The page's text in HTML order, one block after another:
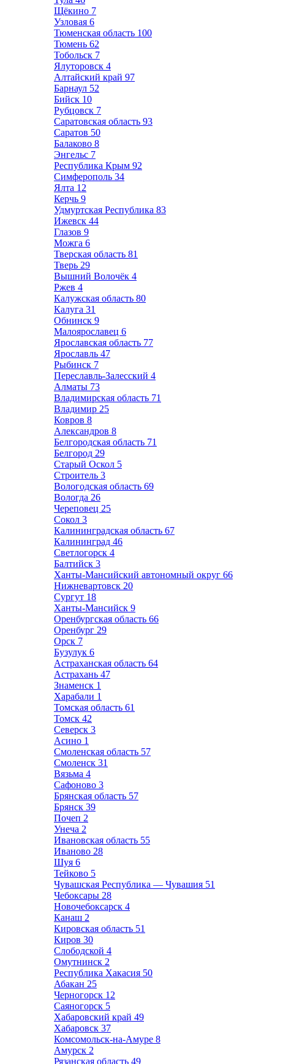
Щёкино 7
Узловая 6
Тюменская область 100
Тюмень 62
Тобольск 7
Ялуторовск 4
Алтайский край 97
Барнаул 52
Бийск 10
Рубцовск 7
Саратовская область 93
Саратов 50
Балаково 8
Энгельс 7
Республика Крым 92
Симферополь 34
Ялта 12
Керчь 9
Удмуртская Республика 83
Ижевск 44
Глазов 9
Можга 6
Тверская область 81
Тверь 29
Вышний Волочёк 4
Ржев 4
Калужская область 80
Калуга 31
Обнинск 9
Малоярославец 6
Ярославская область 77
Ярославль 47
Рыбинск 7
Переславль-Залесский 4
Алматы 73
Владимирская область 71
Владимир 25
Ковров 8
Александров 8
Белгородская область 71
Белгород 29
Старый Оскол 5
Строитель 3
Вологодская область 69
Вологда 26
Череповец 25
Сокол 3
Калининградская область 67
Калининград 46
Светлогорск 4
Балтийск 3
Ханты-Мансийский автономный округ 66
Нижневартовск 20
Сургут 18
Ханты-Мансийск 9
Оренбургская область 66
Оренбург 29
Орск 7
Бузулук 6
Астраханская область 64
Астрахань 47
Знаменск 1
Харабали 1
Томская область 61
Томск 42
Северск 3
Асино 1
Смоленская область 57
Смоленск 31
Вязьма 4
Сафоново 3
Брянская область 57
Брянск 39
Почеп 2
Унеча 2
Ивановская область 55
Иваново 28
Шуя 6
Тейково 5
Чувашская Республика — Чувашия 51
Чебоксары 28
Новочебоксарск 4
Канаш 2
Кировская область 51
Киров 30
Слободской 4
Омутнинск 2
Республика Хакасия 50
Абакан 25
Черногорск 12
Саяногорск 5
Хабаровский край 49
Хабаровск 37
Комсомольск-на-Амуре 8
Амурск 2
Рязанская область 49